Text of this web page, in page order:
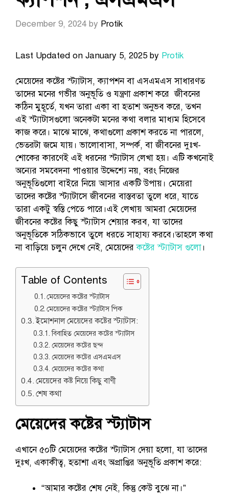
December 9, 2024 by Protik
Last Updated on January 5, 2025 by Protik
মেয়েদের কষ্টের স্ট্যাটাস, ক্যাপশন বা এসএমএস সাধারণত
তাদের মনের গভীর অনুভূতি ও যন্ত্রণা প্রকাশ করে জীবনের
কঠিন মুহূর্তে, যখন তারা একা বা হতাশ অনুভব করে, তখন
এই স্ট্যাটাসগুলো অনেকটা মনের কথা বলার মাধ্যম হিসেবে
কাজ করে। মাঝে মাঝে, কথাগুলো প্রকাশ করতে না পারলে,
ভেতরটা জমে যায়। ভালোবাসা, সম্পর্ক, বা জীবনের দুঃখ-
শোকের কারণেই এই ধরনের স্ট্যাটাস লেখা হয়। এটি কখনোই
অন্যের সমবেদনা পাওয়ার উদ্দেশ্যে নয়, বরং নিজের
অনুভূতিগুলো বাইরে নিয়ে আসার একটি উপায়। মেয়েরা
তাদের কষ্টের স্ট্যাটাসে জীবনের বাস্তবতা তুলে ধরে, যাতে
তারা একটু স্বস্তি পেতে পারে।এই লেখায় আমরা মেয়েদের
জীবনের কষ্টের কিছু স্ট্যাটাস শেয়ার করব, যা তাদের
অনুভূতিকে সঠিকভাবে তুলে ধরতে সাহায্য করবে।তাহলে কথা
না বাড়িয়ে চলুন দেখে নেই, মেয়েদেরকষ্টের স্ট্যাটাস গুলো।
Table of Contents
মেয়েদের কষ্টের স্ট্যাটাস
মেয়েদের কষ্টের স্ট্যাটাস পিক
ইমোশনাল মেয়েদের কষ্টের স্ট্যাটাস:
বিবাহিত মেয়েদের কষ্টের স্ট্যাটাস
মেয়েদের কষ্টের ছন্দ
মেয়েদের কষ্টের এসএমএস
মেয়েদের কষ্টের কথা
মেয়েদের কষ্ট নিয়ে কিছু বাণী
শেষ কথা
মেয়েদের কষ্টের স্ট্যাটাস
এখানে ৫০টি মেয়েদের কষ্টের স্ট্যাটাস দেয়া হলো, যা তাদের
দুঃখ, একাকীত্ব, হতাশা এবং অপ্রাপ্তির অনুভূতি প্রকাশ করে:
“আমার কষ্টের শেষ নেই, কিন্তু কেউ বুঝে না।”